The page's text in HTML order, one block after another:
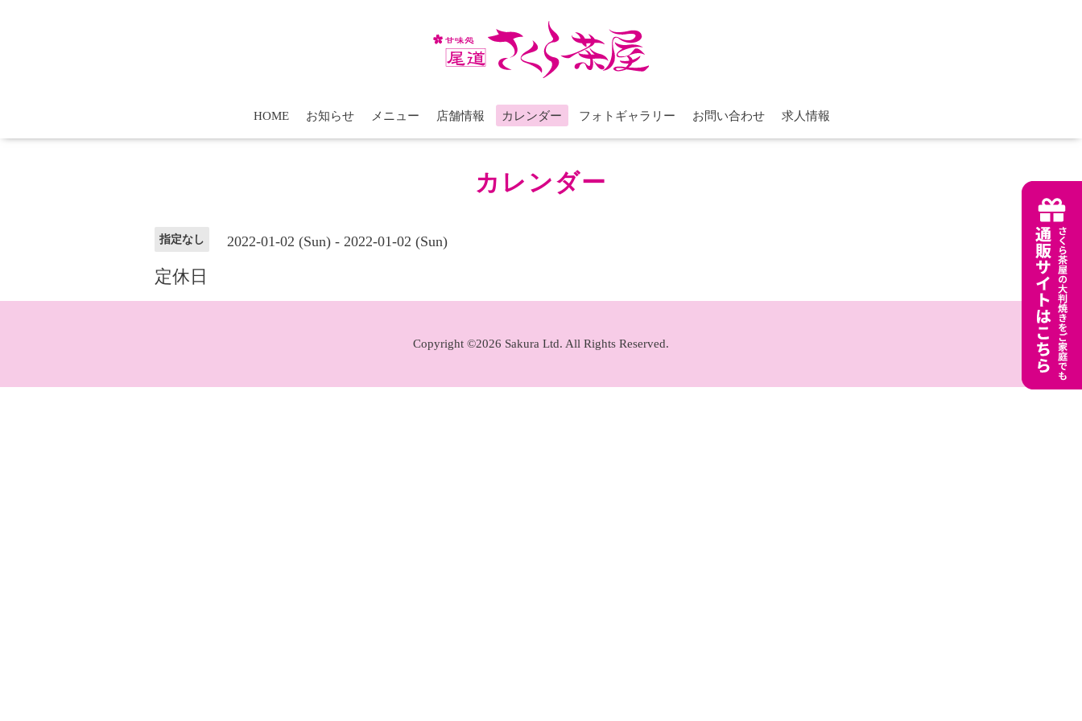
HOME お知らせ メニュー 店舗情報 カレンダー フォトギャラリー お問い合わせ 求人情報
カレンダー
指定なし 2022-01-02 (Sun) - 2022-01-02 (Sun)
定休日
Copyright ©2026 Sakura Ltd. All Rights Reserved.